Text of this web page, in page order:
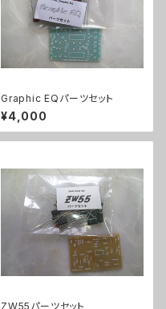
Graphic EQパーツセット
¥4,000
ZW55パーツセット